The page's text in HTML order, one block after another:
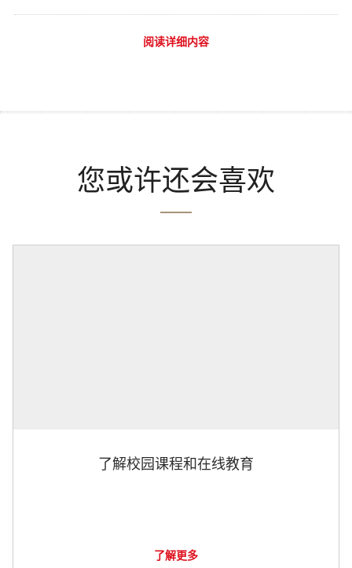
阅读详细内容
您或许还会喜欢
了解校园课程和在线教育
了解更多